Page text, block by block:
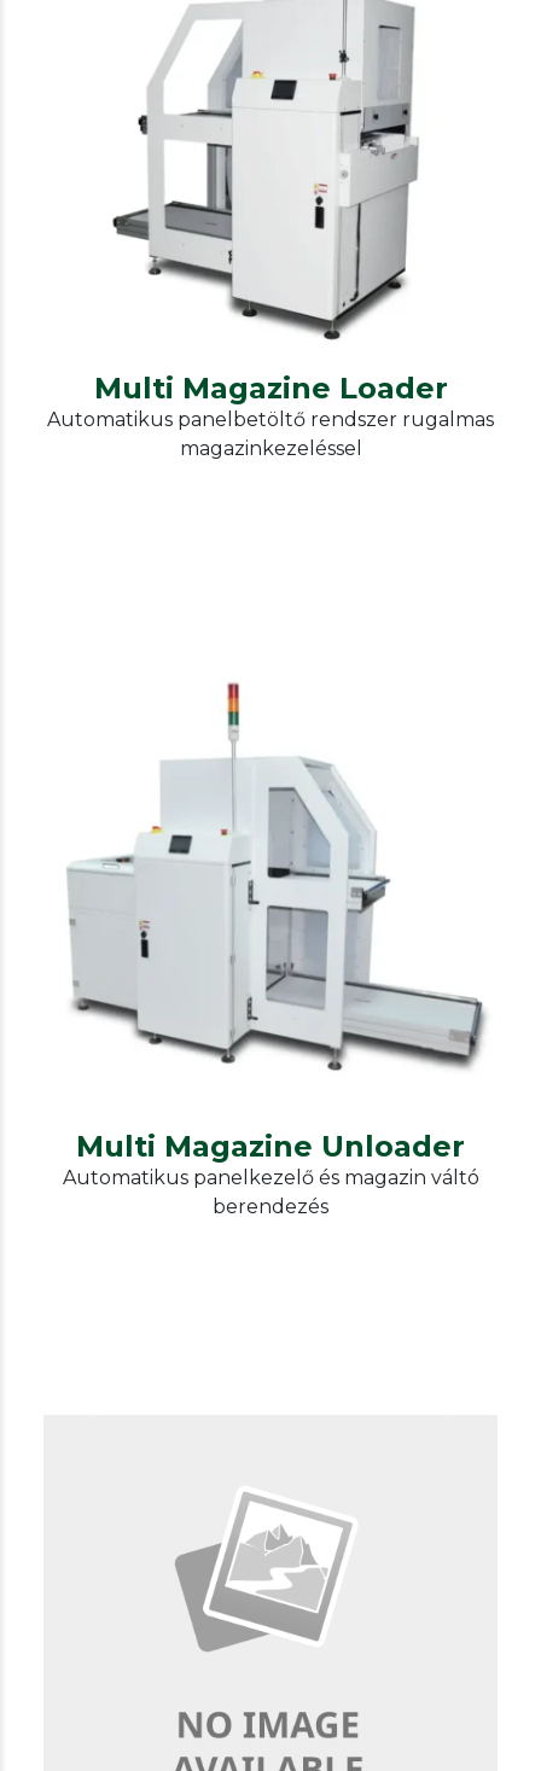
Our other solutions
Konvejorok
Multi Magazine Loader
Multi Magazine Loader
Automatikus panelbetöltő rendszer rugalmas
magazinkezeléssel
Our other solutions
Konvejorok
Multi Magazine Unloader
Multi Magazine Unloader
Automatikus panelkezelő és magazin váltó
berendezés
Our other solutions
Asztali szárítószekrények